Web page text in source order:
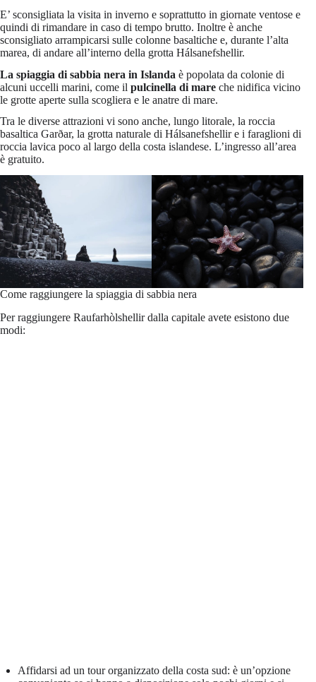
E’ sconsigliata la visita in inverno e soprattutto in giornate ventose e
quindi di rimandare in caso di tempo brutto. Inoltre è anche
sconsigliato arrampicarsi sulle colonne basaltiche e, durante l’alta
marea, di andare all’interno della grotta Hálsanefshellir.
La spiaggia di sabbia nera in Islanda è popolata da colonie di
alcuni uccelli marini, come il pulcinella di mare che nidifica vicino
le grotte aperte sulla scogliera e le anatre di mare.
Tra le diverse attrazioni vi sono anche, lungo litorale, la roccia
basaltica Garðar, la grotta naturale di Hálsanefshellir e i faraglioni di
roccia lavica poco al largo della costa islandese. L’ingresso all’area
è gratuito.
Come raggiungere la spiaggia di sabbia nera
Per raggiungere Raufarhòlshellir dalla capitale avete esistono due
modi:
Affidarsi ad un tour organizzato della costa sud: è un’opzione